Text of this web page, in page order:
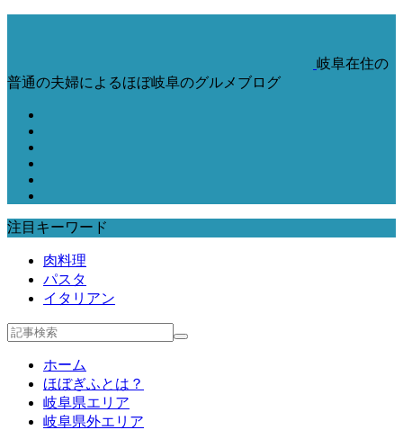
岐阜在住の
普通の夫婦によるほぼ岐阜のグルメブログ
注目キーワード
肉料理
パスタ
イタリアン
ホーム
ほぼぎふとは？
岐阜県エリア
岐阜県外エリア